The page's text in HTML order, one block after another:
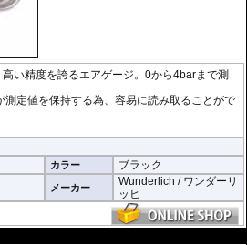
い精度を誇るエアゲージ。0から4barまで測
測定値を保持する為、容易に読み取ることがで
カラー ブラック
メーカー
Wunderlich / ワンダーリ
ッヒ